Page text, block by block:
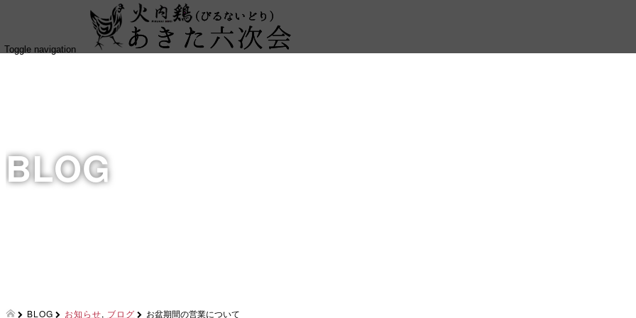
Toggle navigation
BLOG
BLOG お知らせ, ブログ お盆期間の営業について